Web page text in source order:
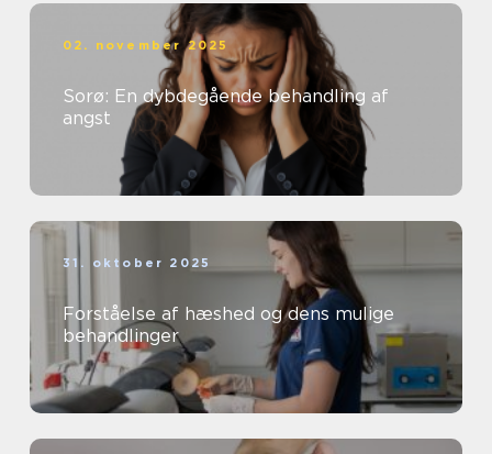
02. november 2025
Sorø: En dybdegående behandling af
angst
31. oktober 2025
Forståelse af hæshed og dens mulige
behandlinger